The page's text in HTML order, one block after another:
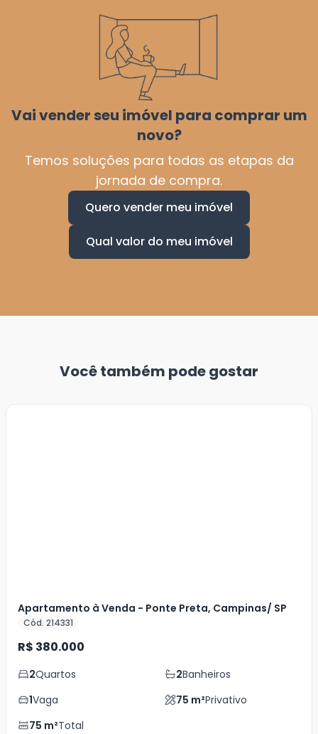
Vai vender seu imóvel para comprar um
novo?
Temos soluções para todas as etapas da
jornada de compra.
Quero vender meu imóvel
Qual valor do meu imóvel
Você também pode gostar
Apartamento à Venda - Ponte Preta, Campinas/ SP
Cód. 214331
R$ 380.000
2Quartos 2Banheiros
1Vaga 75 m²Privativo
75 m²Total